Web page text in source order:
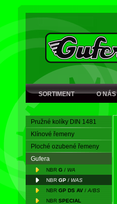
SORTIMENT O NÁS
Pružné kolíky DIN 1481
Klínové řemeny
Ploché ozubené řemeny
Gufera
NBR G / WA
NBR GP / WAS
NBR GP DS AV / A/BS
NBR SPECIAL